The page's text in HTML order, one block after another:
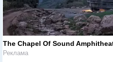
The Chapel Of Sound
Реклама